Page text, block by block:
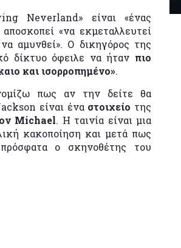
Neverland» είναι «ένας
«να εκμεταλλευτεί
αμυνθεί». Ο δικηγόρος της
δίκτυο όφειλε να ήταν πιο
και ισορροπημένο».
πως αν την δείτε θα
είναι ένα στοιχείο της
Michael. Η ταινία είναι μια
κακοποίηση και μετά πως
ο σκηνοθέτης του